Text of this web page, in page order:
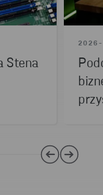
Stena